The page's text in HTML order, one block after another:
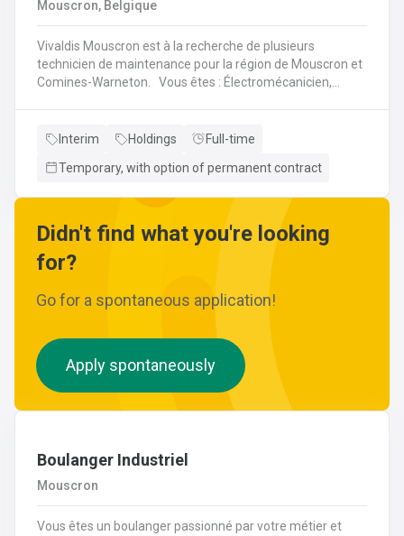
wijzigingen aan leidingen aanbrengen.Werken met
Mouscron, Belgique
Vivaldis Mouscron est à la recherche de plusieurs
technicien de maintenance pour la région de Mouscron et
Comines-Warneton. Vous êtes : Électromécanicien,
dynamique et avec un package d'avantages à la clé, nous
des kilomètres, nous vous offrons la possibilité de
avec des horaires flexibles d'équipes. N'hésitez pas à
postuler sur notre site internet, plus d'informations sur le
profil ci-dessous :
Interim Holdings
Full-time
Temporary, with option of permanent contract
Didn't find what you're looking
for?
Go for a spontaneous application!
Apply spontaneously
Boulanger Industriel
Mouscron
Vous êtes un boulanger passionné par votre métier et